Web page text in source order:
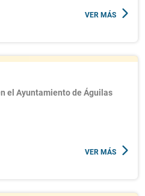
VER MÁS
el Ayuntamiento de Águilas
VER MÁS